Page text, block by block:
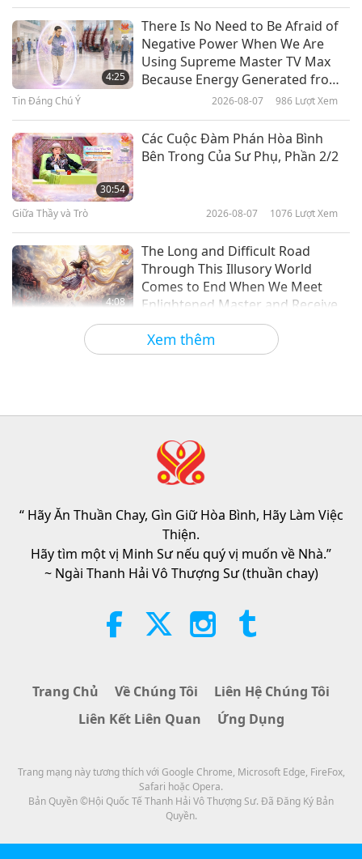
1/2
Rachel O’Neill và Những Chiếc Váy
Nhỏ Cho Châu Phi: Một Hành
Động Tử Tế Toàn Cầu, Phần 1/2
Sam Ramirez: Bảo Vệ Ngôi Nhà
Xem thêm
4:25
There Is No Need to Be Afraid of
Negative Power When We Are
Using Supreme Master TV Max
Because Energy Generated from
It Is Far More Powerful than Any
Tin Đáng Chú Ý 2026-08-07 986 Lượt Xem
30:54
Các Cuộc Đàm Phán Hòa Bình
Bên Trong Của Sư Phụ, Phần 2/2
Giữa Thầy và Trò 2026-08-07 1076 Lượt Xem
4:08
The Long and Difficult Road
Through This Illusory World
Comes to End When We Meet
Enlightened Master and Receive
Initiation
2026-08-06 1070
35:06
Đạo Đức Hồi Giáo Về Nước: Trích
Lời Thánh Khải 2026-08-06 339Lượt Xem
19:47
Mầm Cho Một Thế Giới Nhân Ái
Hơn, Phần 1/2
Các Cuộc Đàm Phán Hòa Bình
Bên Trong Của Sư Phụ, Phần 1/2
Giữa Thầy và Trò 2026-08-06 1304Lượt Xem
Spanish court upholds rights of
challenge.
“ Hãy Ăn Thuần Chay, Gìn Giữ Hòa Bình, Hãy Làm Việc
Thiện.
Hãy tìm một vị Minh Sư nếu quý vị muốn về Nhà.”
~ Ngài Thanh Hải Vô Thượng Sư (thuần chay)
Trang Chủ Về Chúng Tôi
Liên Hệ Chúng Tôi
Liên Kết Liên Quan
Ứng Dụng
Trang mạng này tương thích với Google Chrome, Microsoft Edge, FireFox,
Safari hoặc Opera.
Bản Quyền ©Hội Quốc Tế Thanh Hải Vô Thượng Sư. Đã Đăng Ký Bản
Quyền.